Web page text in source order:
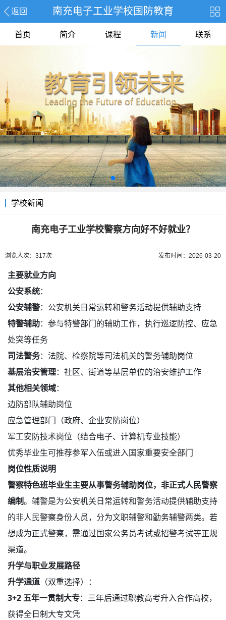
返回 南充电子工业学校国防教育
首页 简介 课程 新闻 联系
学校新闻
南充电子工业学校警察方向好不好就业？
浏览人次：317次 发布时间：2026-03-20
主要就业方向
公安系统：
公安辅警：公安机关日常运转和警务活动提供辅助支持
特警辅助：参与特警部门的辅助工作，执行巡逻防控、应急
处突等任务
司法警务：法院、检察院等司法机关的警务辅助岗位
基层治安管理：社区、街道等基层单位的治安维护工作
其他相关领域：
边防部队辅助岗位
应急管理部门（政府、企业安防岗位）
军工安防技术岗位（结合电子、计算机专业技能）
优秀毕业生可推荐参军入伍或进入国家重要安全部门
岗位性质说明
警察特色班毕业生主要从事警务辅助岗位，非正式人民警察
编制。辅警是为公安机关日常运转和警务活动提供辅助支持
的非人民警察身份人员，分为文职辅警和勤务辅警两类。若
想成为正式警察，需通过国家公务员考试或招警考试等正规
渠道。
升学与职业发展路径
升学通道 （双重选择）：
3+2 五年一贯制大专：三年后通过职教高考升入合作高校，
获得全日制大专文凭